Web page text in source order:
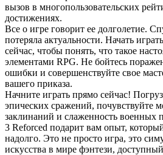
вызов в многопользовательских
достижениях.
Все о игре говорит ее долголетие.
потеряла актуальности. Начать
сейчас, чтобы понять, что такое
элементами RPG. Не бойтесь
ошибки и совершенствуйте свое
вашего приказа.
Начните играть прямо сейчас!
эпических сражений, почувствуйте
заклинаний и слаженность военных
3 Reforced подарит вам опыт,
надолго. Это не просто игра, это
искусства в мире фэнтези,